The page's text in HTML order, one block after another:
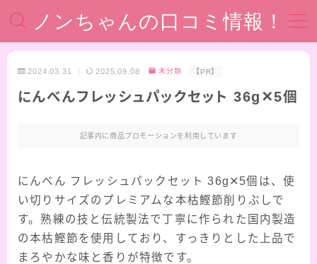
ノンちゃんの口コミ情報！
MENU
ホーム
著作権・注意事項
プライバシーポリシー
お問い合わせ
2024.03.31 2025.09.08 未分類 【PR】
にんべんフレッシュパックセット 36g✕5個
記事内に商品プロモーションを利用しています
にんべん フレッシュパックセット 36g✕5個は、使
い切りサイズのプレミアムな本枯鰹節削りぶしで
す。熟練の技と伝統製法で丁寧に作られた国内製造
の本枯鰹節を使用しており、すっきりとした上品で
まろやかな味と香りが特徴です。